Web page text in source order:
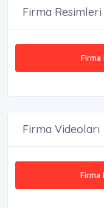
Firma Resimleri
Firma
Firma Videoları
Firma